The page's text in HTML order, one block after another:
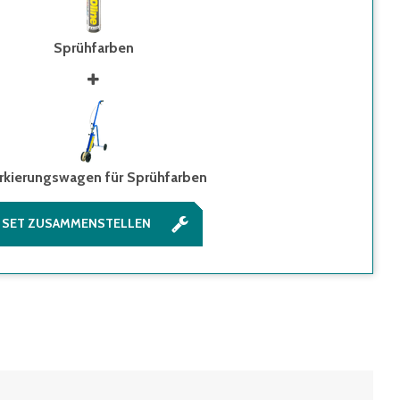
Sprühfarben
für Sprühfarben
SET ZUSAMMENSTELLEN